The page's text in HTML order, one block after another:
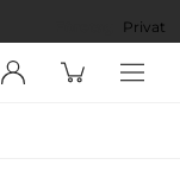
Privat